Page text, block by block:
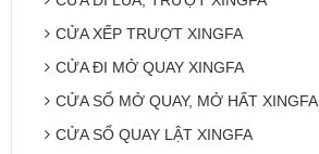
CỬA XẾP TRƯỢT XINGFA
CỬA ĐI MỞ QUAY XINGFA
CỬA SỔ MỞ QUAY, MỞ HẤT XINGFA
CỬA SỔ QUAY LẬT XINGFA